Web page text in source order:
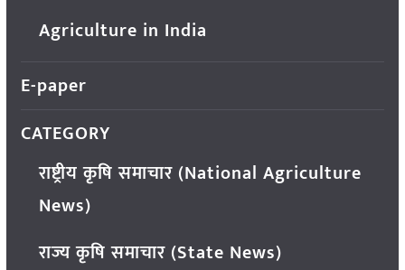
Agriculture in India
E-paper
CATEGORY
राष्ट्रीय कृषि समाचार (National Agriculture
News)
राज्य कृषि समाचार (State News)